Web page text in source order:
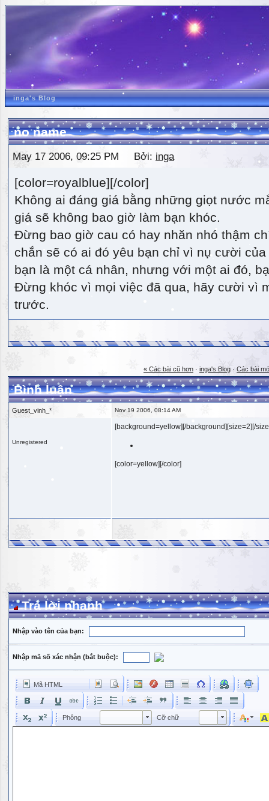
inga's Blog
no name
May 17 2006, 09:25 PM Bởi: inga
[color=royalblue][/color]
Không ai đáng giá bằng những giọt nước
giá sẽ không bao giờ làm bạn khóc.
Đừng bao giờ cau có hay nhăn nhó thậm
chắn sẽ có ai đó yêu bạn chỉ vì nụ cười
bạn là một cá nhân, nhưng với một ai đó,
Đừng khóc vì mọi việc đã qua, hãy cười vì
trước.
« Các bài cũ hơn · inga's Blog · Các bài
Bình luận
Guest_vinh_* Nov 19 2006, 08:14 AM
Unregistered
[background=yellow][/background][size=2][/
[color=yellow][/color]
Trả lời nhanh
Nhập vào tên của bạn:
Nhập mã số xác nhận (bắt buộc):
Mã HTML
Phông Phông Cỡ chữ Kích cỡ phông